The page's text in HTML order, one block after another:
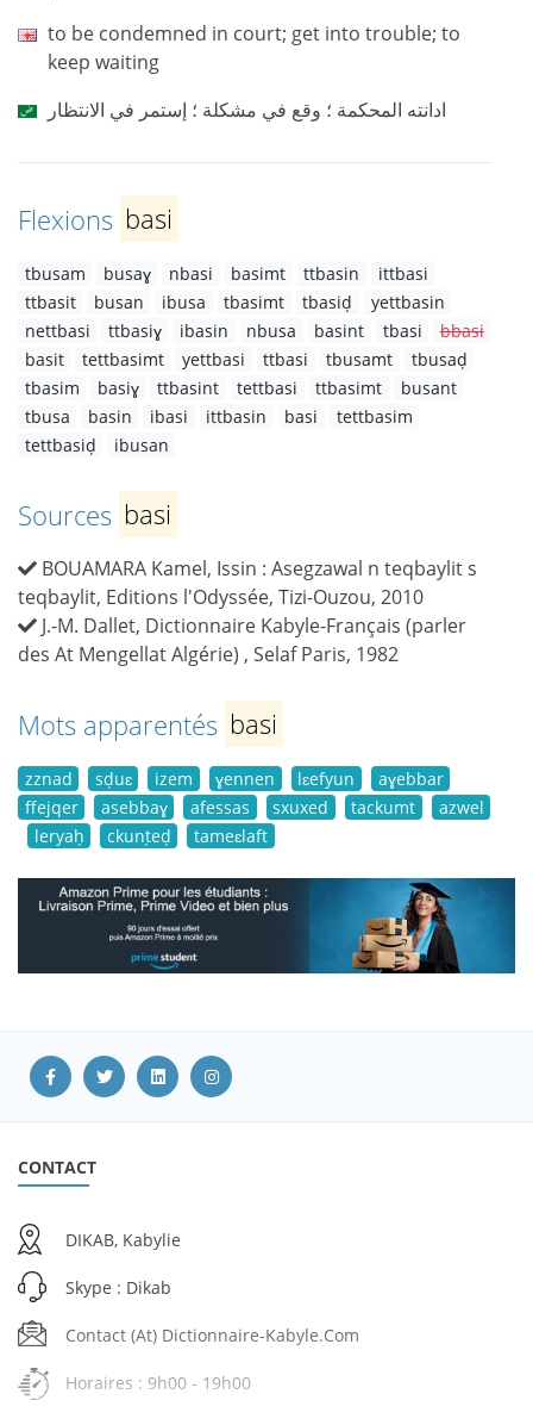
to be condemned in court; get into trouble; to
keep waiting
ادانته المحكمة ؛ وقع في مشكلة ؛ إستمر في الانتظار
Flexions basi
tbusam busaɣ nbasi basimt ttbasin
ittbasi
ttbasit
busan ibusa tbasimt tbasiḍ
yettbasin
nettbasi
ttbasiɣ ibasin nbusa basint tbasi
bbasi
basit
tettbasimt yettbasi ttbasi tbusamt
tbusaḍ
tbasim
basiɣ ttbasint tettbasi ttbasimt
busant
tbusa
basin ibasi ittbasin basi
tettbasim
tettbasiḍ
ibusan
Sources basi
BOUAMARA Kamel, Issin : Asegzawal n teqbaylit s
teqbaylit, Editions l'Odyssée, Tizi-Ouzou, 2010
J.-M. Dallet, Dictionnaire Kabyle-Français (parler
des At Mengellat Algérie) , Selaf Paris, 1982
Mots apparentés basi
zznad sḍuɛ izem ɣennen lɛefyun
aɣebbar
ffejqer
asebbaɣ afessas sxuxed tackumt
azwel
leryaḥ
ckunṭeḍ tameɛlaft
CONTACT
DIKAB, Kabylie
Skype : Dikab
Contact (at) Dictionnaire-Kabyle.com
Horaires : 9h00 - 19h00